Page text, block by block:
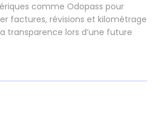
comme Odopass pour
factures, révisions et kilométrage
transparence lors d’une future